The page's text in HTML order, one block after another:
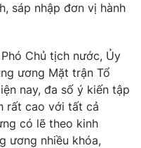
video
Thể thao
sản
lòng Việt
sáp nhập đơn vị hành
Chủ tịch nước, Ủy
ương Mặt trận Tổ
nay, đa số ý kiến tập
rất cao với tất cả
có lẽ theo kinh
ương nhiều khóa,